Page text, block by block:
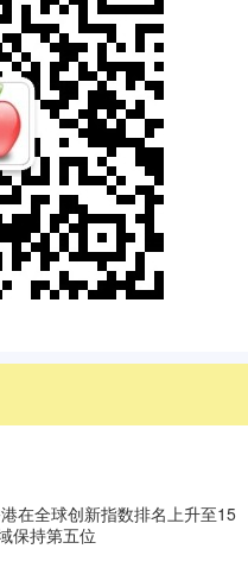
在全球创新指数排名上升至15
保持第五位